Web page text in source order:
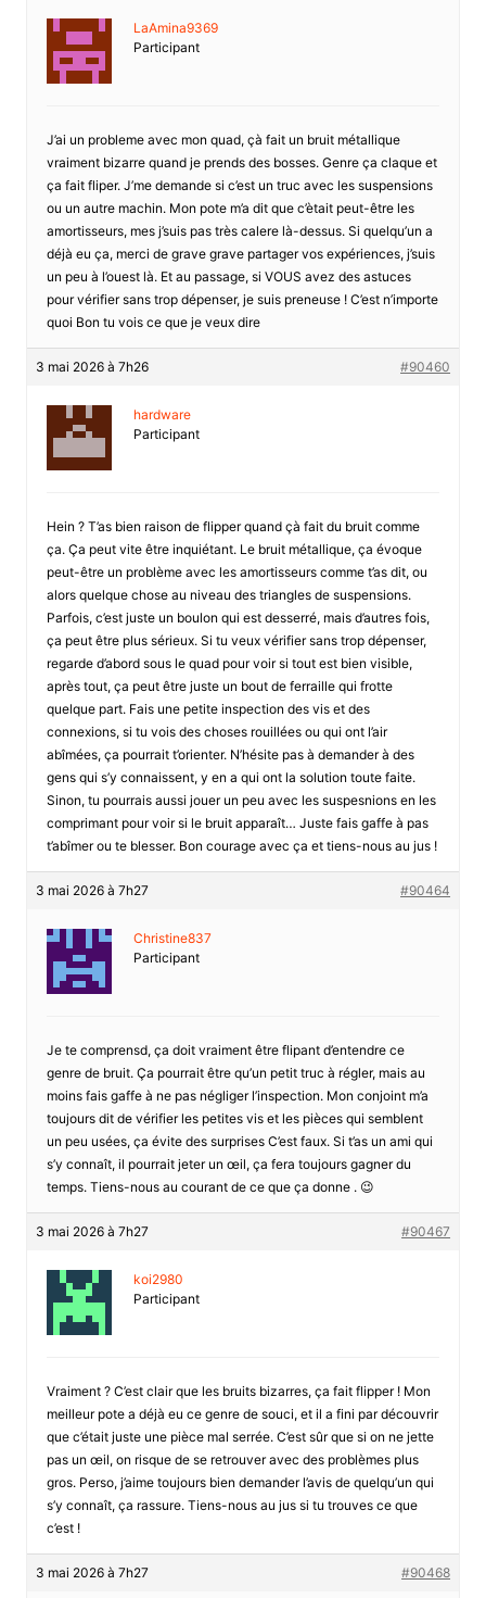
LaAmina9369
Participant
J’ai un probleme avec mon quad, çà fait un bruit métallique
vraiment bizarre quand je prends des bosses. Genre ça claque et
ça fait fliper. J’me demande si c’est un truc avec les suspensions
ou un autre machin. Mon pote m’a dit que c’ètait peut-être les
amortisseurs, mes j’suis pas très calere là-dessus. Si quelqu’un a
déjà eu ça, merci de grave grave partager vos expériences, j’suis
un peu à l’ouest là. Et au passage, si VOUS avez des astuces
pour vérifier sans trop dépenser, je suis preneuse ! C’est n’importe
quoi Bon tu vois ce que je veux dire
3 mai 2026 à 7h26 #90460
hardware
Participant
Hein ? T’as bien raison de flipper quand çà fait du bruit comme
ça. Ça peut vite être inquiétant. Le bruit métallique, ça évoque
peut-être un problème avec les amortisseurs comme t’as dit, ou
alors quelque chose au niveau des triangles de suspensions.
Parfois, c’est juste un boulon qui est desserré, mais d’autres fois,
ça peut être plus sérieux. Si tu veux vérifier sans trop dépenser,
regarde d’abord sous le quad pour voir si tout est bien visible,
après tout, ça peut être juste un bout de ferraille qui frotte
quelque part. Fais une petite inspection des vis et des
connexions, si tu vois des choses rouillées ou qui ont l’air
abîmées, ça pourrait t’orienter. N’hésite pas à demander à des
gens qui s’y connaissent, y en a qui ont la solution toute faite.
Sinon, tu pourrais aussi jouer un peu avec les suspesnions en les
comprimant pour voir si le bruit apparaît… Juste fais gaffe à pas
t’abîmer ou te blesser. Bon courage avec ça et tiens-nous au jus !
3 mai 2026 à 7h27 #90464
Christine837
Participant
Je te comprensd, ça doit vraiment être flipant d’entendre ce
genre de bruit. Ça pourrait être qu’un petit truc à régler, mais au
moins fais gaffe à ne pas négliger l’inspection. Mon conjoint m’a
toujours dit de vérifier les petites vis et les pièces qui semblent
un peu usées, ça évite des surprises C’est faux. Si t’as un ami qui
s’y connaît, il pourrait jeter un œil, ça fera toujours gagner du
temps. Tiens-nous au courant de ce que ça donne . 😉
3 mai 2026 à 7h27 #90467
koi2980
Participant
Vraiment ? C’est clair que les bruits bizarres, ça fait flipper ! Mon
meilleur pote a déjà eu ce genre de souci, et il a fini par découvrir
que c’était juste une pièce mal serrée. C’est sûr que si on ne jette
pas un œil, on risque de se retrouver avec des problèmes plus
gros. Perso, j’aime toujours bien demander l’avis de quelqu’un qui
s’y connaît, ça rassure. Tiens-nous au jus si tu trouves ce que
c’est !
3 mai 2026 à 7h27 #90468